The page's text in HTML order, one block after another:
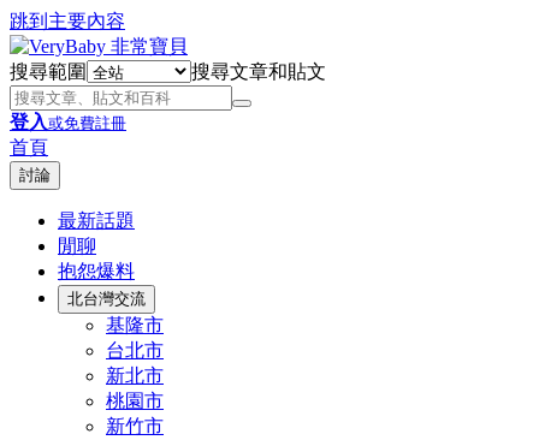
跳到主要內容
搜尋範圍 搜尋文章和貼文
登入或免費註冊
首頁
討論
最新話題
閒聊
抱怨爆料
北台灣交流
基隆市
台北市
新北市
桃園市
新竹市